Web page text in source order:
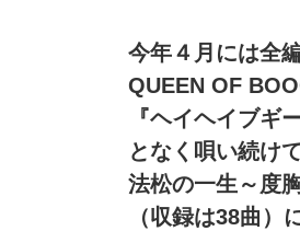
今年４月には全
QUEEN OF
『ヘイヘイブギ
となく唄い続け
法松の一生～度
（収録は38曲）